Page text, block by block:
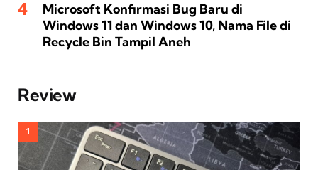
Microsoft Konfirmasi Bug Baru di
Windows 11 dan Windows 10, Nama File di
Recycle Bin Tampil Aneh
Review